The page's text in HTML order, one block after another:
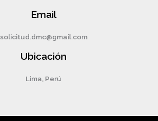
Email
solicitud.dmc@gmail.com
Ubicación
Lima, Perú